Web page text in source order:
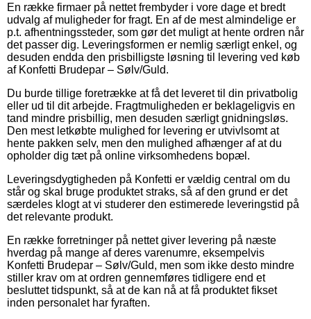
En række firmaer på nettet frembyder i vore dage et bredt
udvalg af muligheder for fragt. En af de mest almindelige er
p.t. afhentningssteder, som gør det muligt at hente ordren når
det passer dig. Leveringsformen er nemlig særligt enkel, og
desuden endda den prisbilligste løsning til levering ved køb
af Konfetti Brudepar – Sølv/Guld.
Du burde tillige foretrække at få det leveret til din privatbolig
eller ud til dit arbejde. Fragtmuligheden er beklageligvis en
tand mindre prisbillig, men desuden særligt gnidningsløs.
Den mest letkøbte mulighed for levering er utvivlsomt at
hente pakken selv, men den mulighed afhænger af at du
opholder dig tæt på online virksomhedens bopæl.
Leveringsdygtigheden på Konfetti er vældig central om du
står og skal bruge produktet straks, så af den grund er det
særdeles klogt at vi studerer den estimerede leveringstid på
det relevante produkt.
En række forretninger på nettet giver levering på næste
hverdag på mange af deres varenumre, eksempelvis
Konfetti Brudepar – Sølv/Guld, men som ikke desto mindre
stiller krav om at ordren gennemføres tidligere end et
besluttet tidspunkt, så at de kan nå at få produktet fikset
inden personalet har fyraften.